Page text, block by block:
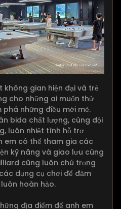
không gian hiện đại và trẻ
cho những ai muốn thử
những điều mới mẻ.
bida chất lượng, cùng đội
luôn nhiệt tình hỗ trợ
em có thể tham gia các
kỹ năng và giao lưu cùng
cũng luôn chú trọng
dụng cụ chơi để đảm
hoàn hảo.
địa điểm để anh em